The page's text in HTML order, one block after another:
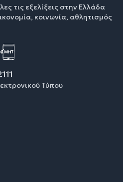
τις εξελίξεις στην Ελλάδα
κοινωνία, αθλητισμός
Τύπου